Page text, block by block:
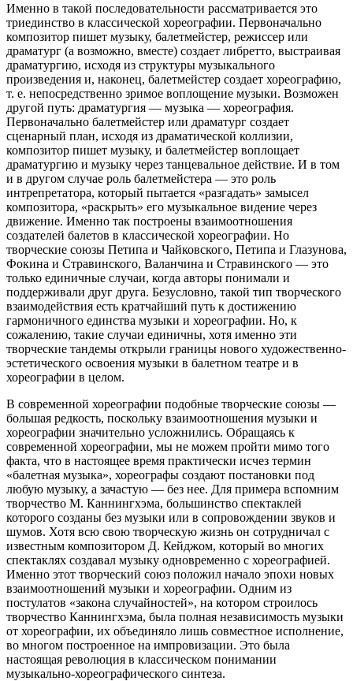
Именно в такой последовательности рассматривается это
триединство в классической хореографии. Первоначально
композитор пишет музыку, балетмейстер, режиссер или
драматург (а возможно, вместе) создает либретто, выстраивая
драматургию, исходя из структуры музыкального
произведения и, наконец, балетмейстер создает хореографию,
т. е. непосредственно зримое воплощение музыки. Возможен
другой путь: драматургия — музыка — хореография.
Первоначально балетмейстер или драматург создает
сценарный план, исходя из драматической коллизии,
композитор пишет музыку, и балетмейстер воплощает
драматургию и музыку через танцевальное действие. И в том
и в другом случае роль балетмейстера — это роль
интрепретатора, который пытается «разгадать» замысел
композитора, «раскрыть» его музыкальное видение через
движение. Именно так построены взаимоотношения
создателей балетов в классической хореографии. Но
творческие союзы Петипа и Чайковского, Петипа и Глазунова,
Фокина и Стравинского, Валанчина и Стравинского — это
только единичные случаи, когда авторы понимали и
поддерживали друг друга. Безусловно, такой тип творческого
взаимодействия есть кратчайший путь к достижению
гармоничного единства музыки и хореографии. Но, к
сожалению, такие случаи единичны, хотя именно эти
творческие тандемы открыли границы нового художественно-
эстетического освоения музыки в балетном театре и в
хореографии в целом.
В современной хореографии подобные творческие союзы —
большая редкость, поскольку взаимоотношения музыки и
хореографии значительно усложнились. Обращаясь к
современной хореографии, мы не можем пройти мимо того
факта, что в настоящее время практически исчез термин
«балетная музыка», хореографы создают постановки под
любую музыку, а зачастую — без нее. Для примера вспомним
творчество М. Каннингхэма, большинство спектаклей
которого созданы без музыки или в сопровождении звуков и
шумов. Хотя всю свою творческую жизнь он сотрудничал с
известным композитором Д. Кейджом, который во многих
спектаклях создавал музыку одновременно с хореографией.
Именно этот творческий союз положил начало эпохи новых
взаимоотношений музыки и хореографии. Одним из
постулатов «закона случайностей», на котором строилось
творчество Каннингхэма, была полная независимость музыки
от хореографии, их объединяло лишь совместное исполнение,
во многом построенное на импровизации. Это была
настоящая революция в классическом понимании
музыкально-хореографического синтеза.